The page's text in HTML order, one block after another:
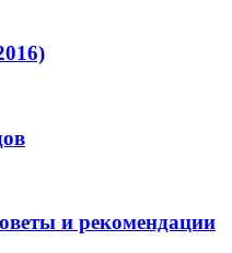
и рекомендации